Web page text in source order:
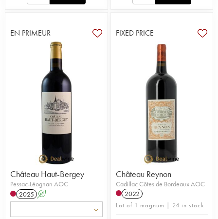
EN PRIMEUR
Château Haut-Bergey
Pessac-Léognan AOC
2025 A
FIXED PRICE
Château Reynon
Cadillac Côtes de Bordeaux AOC
2022
Lot of 1 magnum | 24 in stock